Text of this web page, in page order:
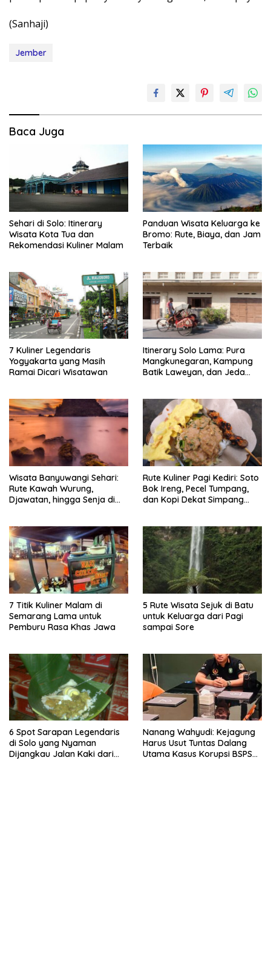
(Sanhaji)
Jember
Baca Juga
Sehari di Solo: Itinerary
Wisata Kota Tua dan
Rekomendasi Kuliner Malam
Panduan Wisata Keluarga ke
Bromo: Rute, Biaya, dan Jam
Terbaik
7 Kuliner Legendaris
Yogyakarta yang Masih
Ramai Dicari Wisatawan
Itinerary Solo Lama: Pura
Mangkunegaran, Kampung
Batik Laweyan, dan Jeda
Wisata Banyuwangi Sehari:
Rute Kawah Wurung,
Djawatan, hingga Senja di
Rute Kuliner Pagi Kediri: Soto
Bok Ireng, Pecel Tumpang,
dan Kopi Dekat Simpang
7 Titik Kuliner Malam di
Semarang Lama untuk
Pemburu Rasa Khas Jawa
5 Rute Wisata Sejuk di Batu
untuk Keluarga dari Pagi
sampai Sore
6 Spot Sarapan Legendaris
di Solo yang Nyaman
Dijangkau Jalan Kaki dari
Nanang Wahyudi: Kejagung
Harus Usut Tuntas Dalang
Utama Kasus Korupsi BSPS